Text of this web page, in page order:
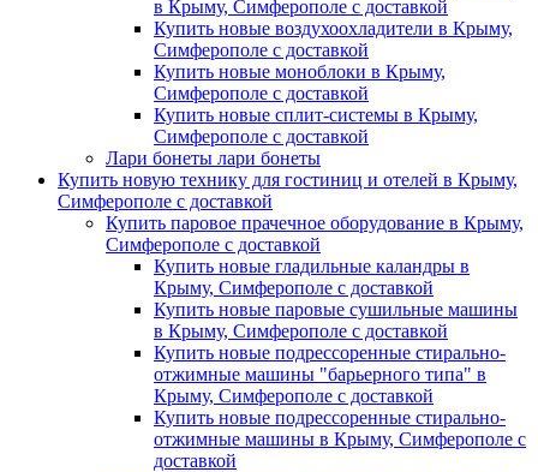
в Крыму, Симферополе с доставкой
Купить новые воздухоохладители в Крыму,
Симферополе с доставкой
Купить новые моноблоки в Крыму,
Симферополе с доставкой
Купить новые сплит-системы в Крыму,
Симферополе с доставкой
Лари бонеты лари бонеты
Купить новую технику для гостиниц и отелей в Крыму,
Симферополе с доставкой
Купить паровое прачечное оборудование в Крыму,
Симферополе с доставкой
Купить новые гладильные каландры в
Крыму, Симферополе с доставкой
Купить новые паровые сушильные машины
в Крыму, Симферополе с доставкой
Купить новые подрессоренные стирально-
отжимные машины "барьерного типа" в
Крыму, Симферополе с доставкой
Купить новые подрессоренные стирально-
отжимные машины в Крыму, Симферополе с
доставкой